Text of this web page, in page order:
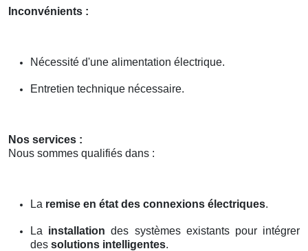
Inconvénients :
Nécessité d'une alimentation électrique.
Entretien technique nécessaire.
Nos services :
Nous sommes qualifiés dans :
La remise en état des connexions électriques.
La installation des systèmes existants pour intégrer
des solutions intelligentes.